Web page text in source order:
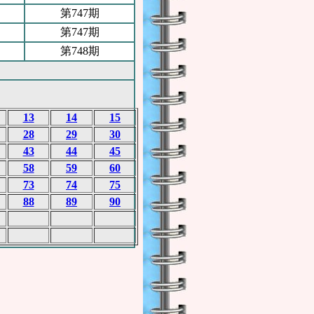
第747期
第747期
第748期
13 14
15
28
29
30
43
44
45
58
59
60
73
74
75
88
89 90